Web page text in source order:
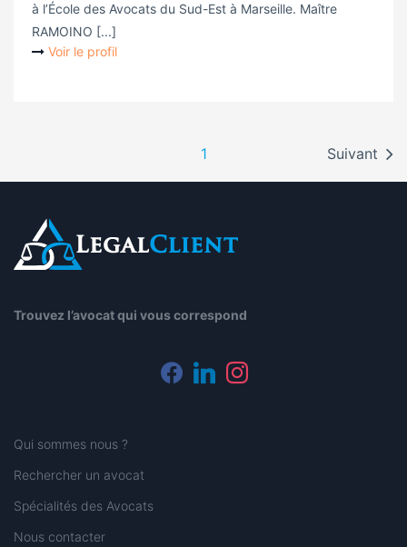
à l’École des Avocats du Sud-Est à Marseille. Maître
RAMOINO [...]
Voir le profil
1 Suivant
Trouvez l’avocat qui vous correspond
facebooklinkedininstagram
Qui sommes nous ?
Rechercher un avocat
Spécialités des Avocats
Nous contacter